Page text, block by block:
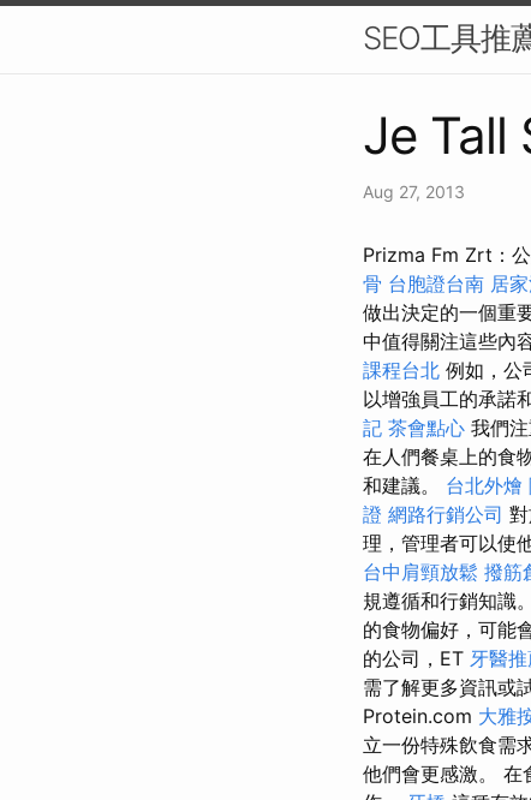
SEO工具推
Je Tall
Aug 27, 2013
Prizma Fm Zrt：
骨 台胞證台南 居
做出決定的一個重
中值得關注這些內
課程台北 例如，公
以增強員工的承諾
記 茶會點心 我們
在人們餐桌上的食
和建議。 台北外燴
證 網路行銷公司
理，管理者可以使
台中肩頸放鬆 撥筋
規遵循和行銷知識。
的食物偏好，可能
的公司，ET 牙醫
需了解更多資訊或
Protein.com 大雅
立一份特殊飲食需
他們會更感激。 在